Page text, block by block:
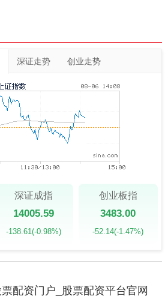
深证走势 创业走势
深证成指
14005.59
-138.61 (-0.98%)
创业板指
3483.00
-52.14(-1.47%)
配资门户_股票配资平台官网